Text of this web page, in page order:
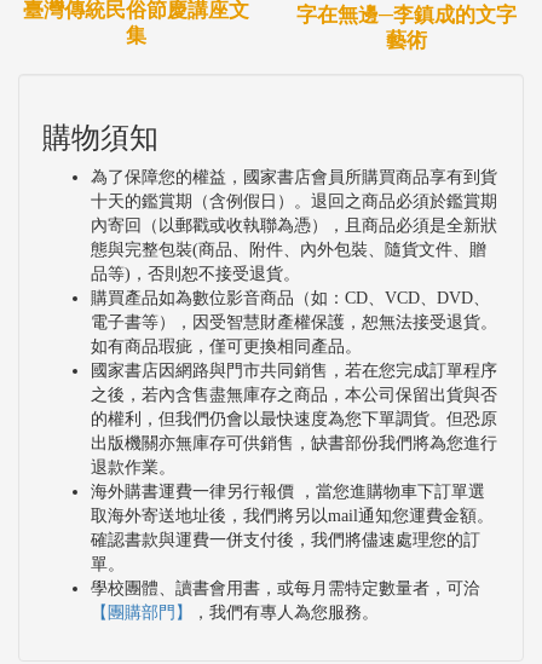
臺灣傳統民俗節慶講座文
集
字在無邊─李鎮成的文字
藝術
購物須知
為了保障您的權益，國家書店會員所購買商品享有到貨
十天的鑑賞期（含例假日）。退回之商品必須於鑑賞期
內寄回（以郵戳或收執聯為憑），且商品必須是全新狀
態與完整包裝(商品、附件、內外包裝、隨貨文件、贈
品等)，否則恕不接受退貨。
購買產品如為數位影音商品（如：CD、VCD、DVD、
電子書等），因受智慧財產權保護，恕無法接受退貨。
如有商品瑕疵，僅可更換相同產品。
國家書店因網路與門市共同銷售，若在您完成訂單程序
之後，若內含售盡無庫存之商品，本公司保留出貨與否
的權利，但我們仍會以最快速度為您下單調貨。但恐原
出版機關亦無庫存可供銷售，缺書部份我們將為您進行
退款作業。
海外購書運費一律另行報價 ，當您進購物車下訂單選
取海外寄送地址後，我們將另以mail通知您運費金額。
確認書款與運費一併支付後，我們將儘速處理您的訂
單。
學校團體、讀書會用書，或每月需特定數量者，可洽
【團購部門】
，我們有專人為您服務。